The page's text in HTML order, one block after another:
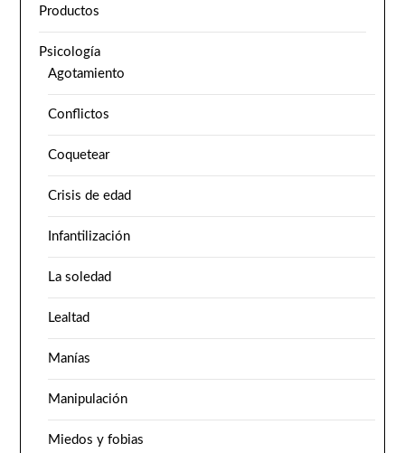
Productos
Psicología
Agotamiento
Conflictos
Coquetear
Crisis de edad
Infantilización
La soledad
Lealtad
Manías
Manipulación
Miedos y fobias